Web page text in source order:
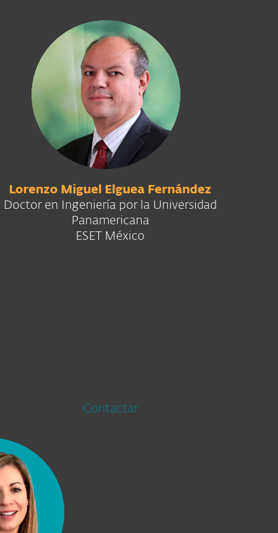
Lorenzo Miguel Elguea Fernández
Doctor en Ingeniería por la Universidad
Panamericana
ESET México
Contactar